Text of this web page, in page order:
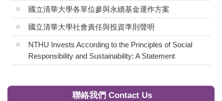
國立清華大學各單位參與永續基金運作方案
國立清華大學社會責任與投資準則聲明
NTHU Invests According to the Principles of Social
Responsibility and Sustainability: A Statement
聯絡我們 Contact Us